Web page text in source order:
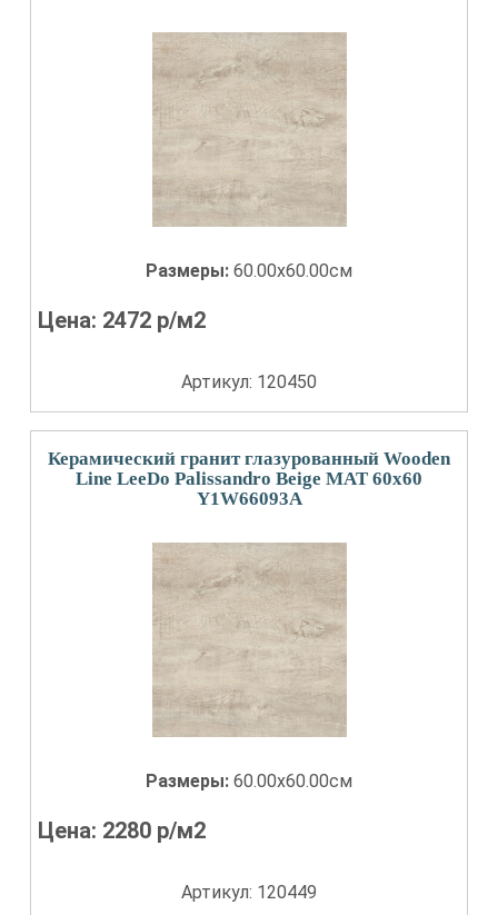
Размеры: 60.00x60.00см
Цена: 2472 р/м2
Артикул: 120450
Керамический гранит глазурованный Wooden
Line LeeDo Palissandro Beige MAT 60x60
Y1W66093A
Размеры: 60.00x60.00см
Цена: 2280 р/м2
Артикул: 120449